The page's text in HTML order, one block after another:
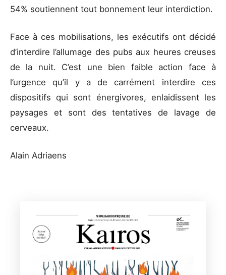
54% soutiennent tout bonnement leur interdiction.
Face à ces mobilisations, les exécutifs ont décidé
d’interdire l’allumage des pubs aux heures creuses
de la nuit. C’est une bien faible action face à
l’urgence qu’il y a de carrément interdire ces
dispositifs qui sont énergivores, enlaidissent les
paysages et sont des tentatives de lavage de
cerveaux.
Alain Adriaens